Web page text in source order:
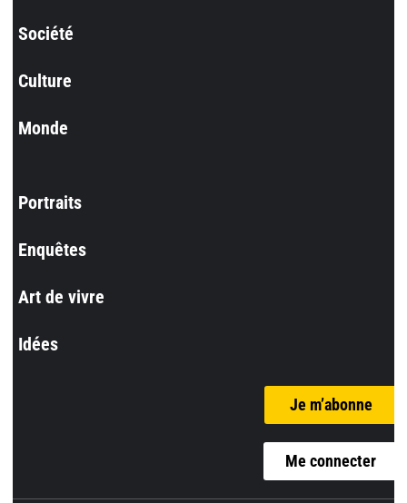
Société
Culture
Monde
Portraits
Enquêtes
Art de vivre
Idées
Je m’abonne
Me connecter